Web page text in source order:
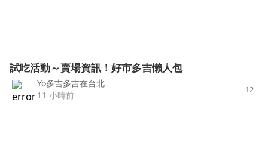
試吃活動～賣場資訊！好市多吉懶人包
Yo多吉多吉在台北
11 小時前
12